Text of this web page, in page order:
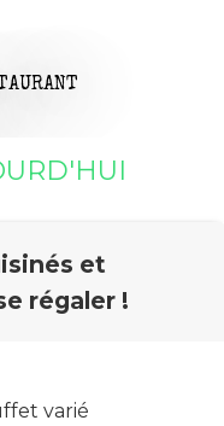
et
régaler !
varié